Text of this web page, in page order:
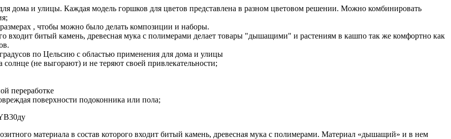
дома и улицы. Каждая модель горшков для цветов представлена в разном цветовом решении. Можно комбинировать
, чтобы можно было делать композиции и наборы.
входит битый камень, древесная мука с полимерами делает товары "дышащими" и растениям в кашпо так же комфортно как
по Цельсию с областью применения для дома и улицы
(не выгорают) и не теряют своей привлекательности;
переработке
поверхности подоконника или пола;
материала в состав которого входит битый камень, древесная мука с полимерами. Материал «дышащий» и в нем